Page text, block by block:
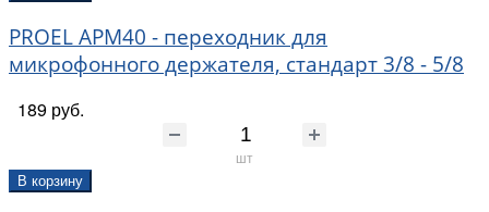
PROEL APM40 - переходник для
микрофонного держателя, стандарт 3/8 - 5/8
189 руб.
шт
В корзину